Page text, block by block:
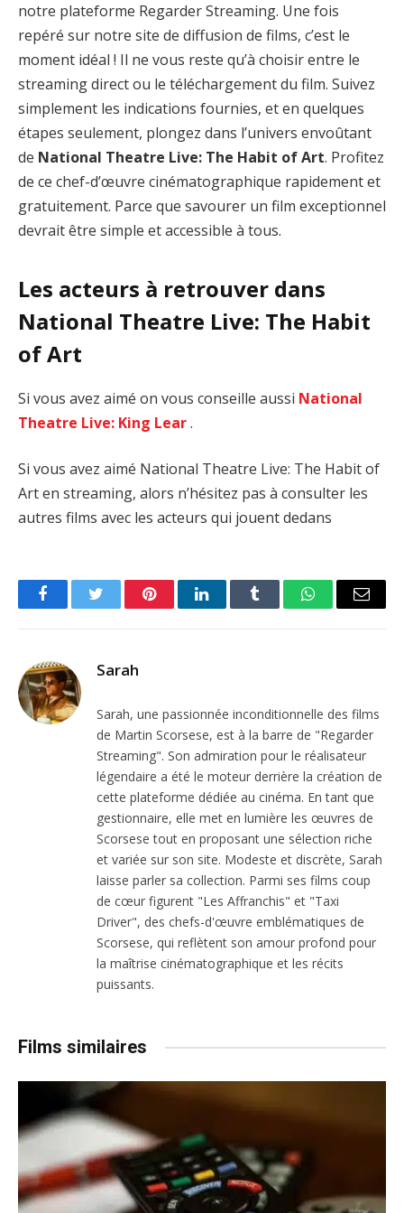
notre plateforme Regarder Streaming. Une fois
repéré sur notre site de diffusion de films, c’est le
moment idéal ! Il ne vous reste qu’à choisir entre le
streaming direct ou le téléchargement du film. Suivez
simplement les indications fournies, et en quelques
étapes seulement, plongez dans l’univers envoûtant
de National Theatre Live: The Habit of Art. Profitez
de ce chef-d’œuvre cinématographique rapidement et
gratuitement. Parce que savourer un film exceptionnel
devrait être simple et accessible à tous.
Les acteurs à retrouver dans
National Theatre Live: The Habit
of Art
Si vous avez aimé on vous conseille aussi National
Theatre Live: King Lear.
Si vous avez aimé National Theatre Live: The Habit of
Art en streaming, alors n’hésitez pas à consulter les
autres films avec les acteurs qui jouent dedans
FacebookTwitter PinterestLinkedInTumblr WhatsAppEmail
Sarah
Sarah, une passionnée inconditionnelle des films
de Martin Scorsese, est à la barre de "Regarder
Streaming". Son admiration pour le réalisateur
légendaire a été le moteur derrière la création de
cette plateforme dédiée au cinéma. En tant que
gestionnaire, elle met en lumière les œuvres de
Scorsese tout en proposant une sélection riche
et variée sur son site. Modeste et discrète, Sarah
laisse parler sa collection. Parmi ses films coup
de cœur figurent "Les Affranchis" et "Taxi
Driver", des chefs-d'œuvre emblématiques de
Scorsese, qui reflètent son amour profond pour
la maîtrise cinématographique et les récits
puissants.
Films similaires